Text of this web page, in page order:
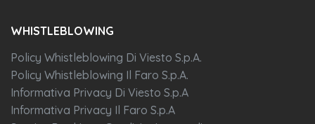
WHISTLEBLOWING
Policy Whistleblowing Di Viesto S.p.A.
Policy Whistleblowing Il Faro S.p.A.
Informativa Privacy Di Viesto S.p.A
Informativa Privacy Il Faro S.p.A